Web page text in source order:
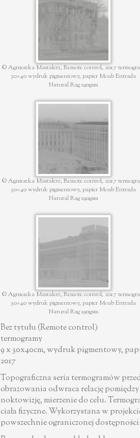
© Agnieszka Mastalerz, Remote control, 2017
30×40 wydruk pigmentowy, papier Moab Entrada
Natural Rag 190gsm
© Agnieszka Mastalerz, Remote control, 2017
30×40 wydruk pigmentowy, papier Moab Entrada
Natural Rag 190gsm
© Agnieszka Mastalerz, Remote control, 2017
30×40 wydruk pigmentowy, papier Moab Entrada
Natural Rag 190gsm
Bez tytułu (Remote control)
termogramy
9 x 30x40cm, wydruk pigmentowy,
2017
Topograficzna seria termogramów
obrazowania odwraca relację
noktowizję, mierzenie do celu.
ciała fizyczne. Wykorzystana w
powszechnie ograniczonej